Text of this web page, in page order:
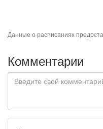
Данные о расписаниях
Комментарии